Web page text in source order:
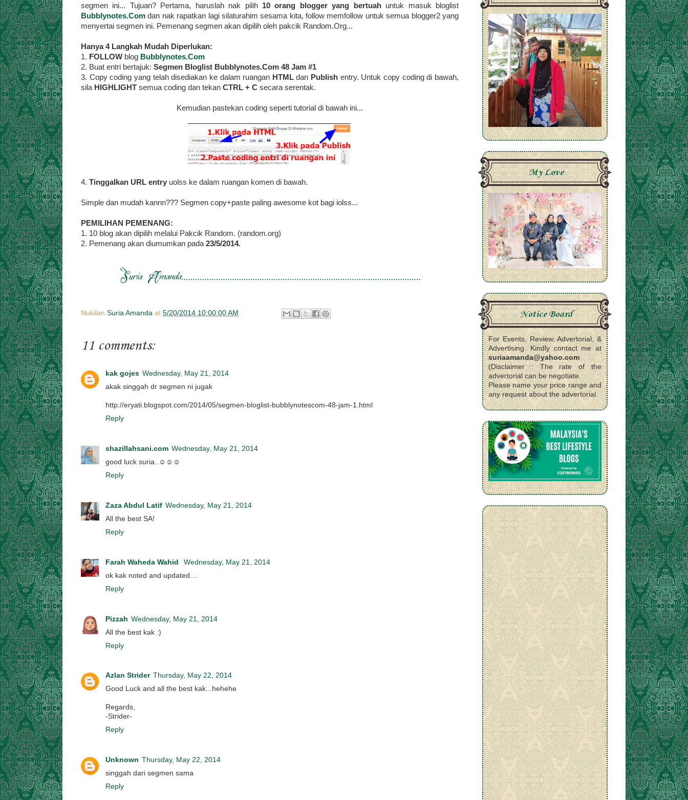
segmen ini... Tujuan? Pertama, haruslah nak pilih 10 orang blogger yang bertuah untuk masuk bloglist
Bubblynotes.Com dan nak rapatkan lagi silaturahim sesama kita, follow memfollow untuk semua blogger2 yang
menyertai segmen ini. Pemenang segmen akan dipilih oleh pakcik Random.Org...
Hanya 4 Langkah Mudah Diperlukan:
1. FOLLOW blog Bubblynotes.Com
2. Buat entri bertajuk: Segmen Bloglist Bubblynotes.Com 48 Jam #1
3. Copy coding yang telah disediakan ke dalam ruangan HTMLdan Publish entry. Untuk copy coding di bawah,
sila HIGHLIGHT semua coding dan tekan CTRL + C secara serentak.
Kemudian pastekan coding seperti tutorial di bawah ini...
4. Tinggalkan URL entry uolss ke dalam ruangan komen di bawah.
Simple dan mudah kannn??? Segmen copy+paste paling awesome kot bagi iolss...
PEMILIHAN PEMENANG:
1. 10 blog akan dipilih melalui Pakcik Random. (random.org)
2. Pemenang akan diumumkan pada 23/5/2014.
Nukilan Suria Amanda at 5/20/2014 10:00:00 AM
11 comments:
kak gojes Wednesday, May 21, 2014
akak singgah dr segmen ni jugak
http://eryati.blogspot.com/2014/05/segmen-bloglist-bubblynotescom-48-jam-1.html
Reply
shazillahsani.com Wednesday, May 21, 2014
good luck suria..☺☺☺
Reply
Zaza Abdul Latif Wednesday, May 21, 2014
All the best SA!
Reply
Farah Waheda Wahid
Wednesday, May 21, 2014
ok kak noted and updated....
Reply
Pizzah Wednesday, May 21, 2014
All the best kak :)
Reply
Azlan Strider Thursday, May 22, 2014
Good Luck and all the best kak...hehehe
Regards,
-Strider-
Reply
Unknown Thursday, May 22, 2014
singgah dari segmen sama
Reply
My Love
Notice Board
For Events, Review, Advertorial, &
Advertising. Kindly contact me at
suriaamanda@yahoo.com
(Disclaimer : The rate of the
advertorial can be negotiate.
Please name your price range and
any request about the advertorial.